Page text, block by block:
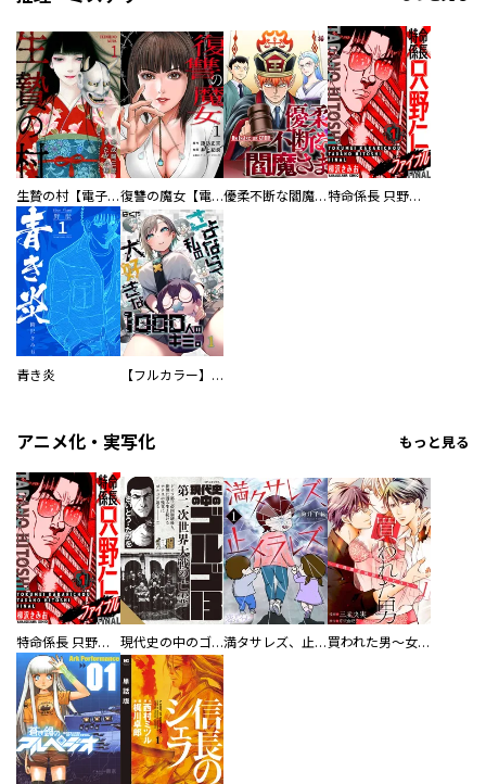
生贄の村【電子単行本版】 復讐の魔女【電子単行本版】 優柔不断な閻魔さま 特命係長 只野仁ファイナル 愛蔵版
青き炎 【フルカラー】さよなら、私の大好きな１０００人のキミ。
アニメ化・実写化 もっと見る
特命係長 只野仁ファイナル 愛蔵版 現代史の中のゴルゴ13 満タサレズ、止メラレズ 買われた男～女性限定快感セラピスト～【描き下ろしおまけ付き特装版】